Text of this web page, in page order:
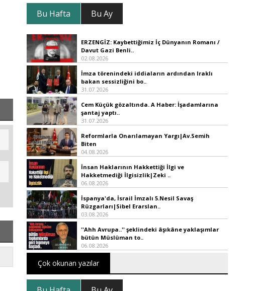
Bu Hafta Bu Ay
ERZENGİZ: Kaybettiğimiz İç Dünyanın Romanı /
Davut Gazi Benli..
02.08.2026
İmza törenindeki iddiaların ardından Iraklı
bakan sessizliğini bo..
31.07.2026
Cem Küçük gözaltında. A Haber: İşadamlarına
şantaj yaptı..
31.07.2026
Reformlarla Onarılamayan Yargı|Av.Semih
Biten
04.08.2026
İnsan Haklarının Hakkettiği İlgi ve
Hakketmediği İlgisizlik|Zeki ..
06.08.2026
İspanya'da, İsrail İmzalı 5.Nesil Savaş
Rüzgarları|Sibel Erarslan..
03.08.2026
''Ahh Avrupa..'' şeklindeki âşıkâne yaklaşımlar
bütün Müslüman to..
06.08.2026
Çok okunan yazılar